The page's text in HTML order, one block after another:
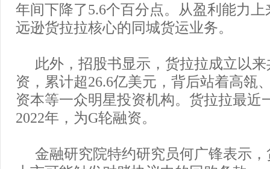
年间下降了5.6个百分点。从盈利能力
远逊货拉拉核心的同城货运业务。
此外，招股书显示，货拉拉成立以
资，累计超26.6亿美元，背后站着高瓴
资本等一众明星投资机构。货拉拉最近
2022年，为G轮融资。
金融研究院特约研究员何广锋表示